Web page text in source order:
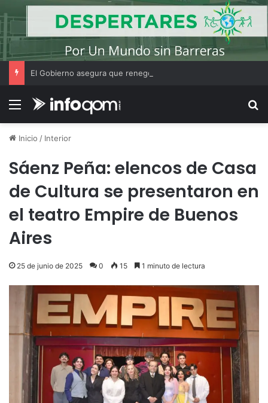
Menú
Inicio / Interior
Sáenz Peña: elencos de Casa
de Cultura se presentaron en
el teatro Empire de Buenos
Aires
25 de junio de 2025 0 15 1 minuto de lectura